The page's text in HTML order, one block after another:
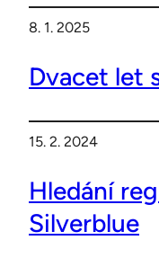
8. 1. 2025
Dvacet let
15. 2. 2024
Hledání
Silverblue